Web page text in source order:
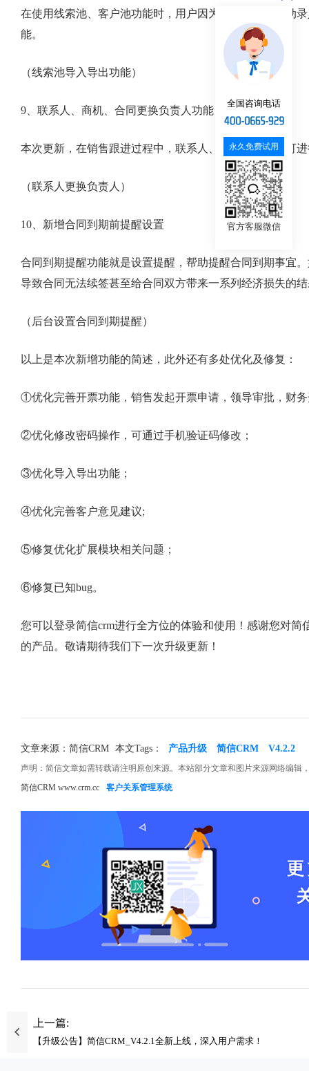
在使用线索池、客户池功能时，用户因为业务量大，手动
能。
（线索池导入导出功能）
9、联系人、商机、合同更换负责人功能
本次更新，在销售跟进过程中，联系人、商机、合同都可
（联系人更换负责人）
10、新增合同到期前提醒设置
合同到期提醒功能就是设置提醒，帮助提醒合同到期事宜
导致合同无法续签甚至给合同双方带来一系列经济损失的
（后台设置合同到期提醒）
以上是本次新增功能的简述，此外还有多处优化及修复：
①优化完善开票功能，销售发起开票申请，领导审批，财
②优化修改密码操作，可通过手机验证码修改；
③优化导入导出功能；
④优化完善客户意见建议;
⑤修复优化扩展模块相关问题；
⑥修复已知bug。
您可以登录简信crm进行全方位的体验和使用！感谢您对
的产品。敬请期待我们下一次升级更新！
文章来源：简信CRM 本文Tags： 产品升级 简信CRM V4.2.2
声明：简信文章如需转载请注明原创来源。本站部分文章和图片来源网络编
简信CRM www.crm.cc
客户关系管理系统
上一篇:
【升级公告】简信CRM_V4.2.1全新上线，深入用户需求！
全国咨询电话
永久免费试用
官方客服微信